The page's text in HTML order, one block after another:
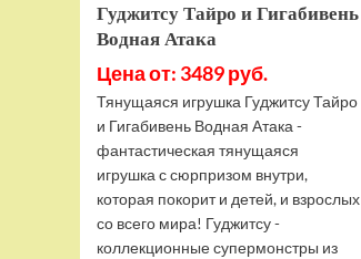
Гуджитсу Тайро и Гигабивень
Водная Атака
Цена от: 3489 руб.
Тянущаяся игрушка Гуджитсу Тайро
и Гигабивень Водная Атака -
фантастическая тянущаяся
игрушка с сюрпризом внутри,
которая покорит и детей, и взрослых
со всего мира! Гуджитсу -
коллекционные супермонстры из